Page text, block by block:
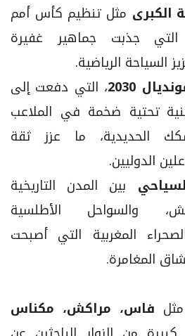
الكبرى مثل تنظيم كأس أمم
2025، التي جذبت جماهير غفيرة
الرياضية.
2030
، التي دفعت إلى
تحتية ضخمة في الملاعب
الحديدية، ما عزز ثقة
الدوليين.
بين المدن التاريخية
والسواحل الأطلسية
المغربية التي أصبحت
المغامرة.
فاس، مراكش، مكناس